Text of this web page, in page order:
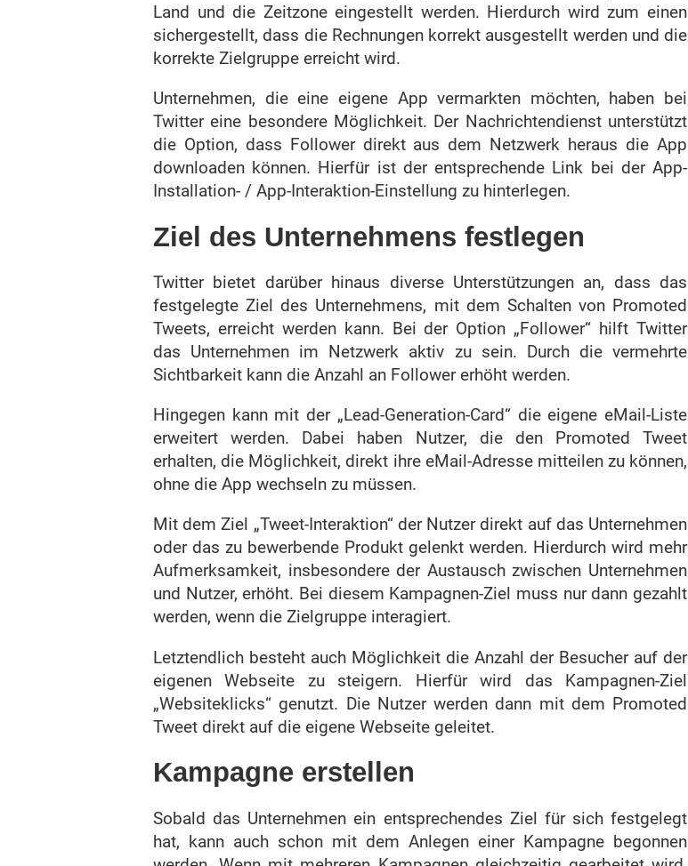
Land und die Zeitzone eingestellt werden. Hierdurch wird zum einen
sichergestellt, dass die Rechnungen korrekt ausgestellt werden und die
korrekte Zielgruppe erreicht wird.
Unternehmen, die eine eigene App vermarkten möchten, haben bei
Twitter eine besondere Möglichkeit. Der Nachrichtendienst unterstützt
die Option, dass Follower direkt aus dem Netzwerk heraus die App
downloaden können. Hierfür ist der entsprechende Link bei der App-
Installation- / App-Interaktion-Einstellung zu hinterlegen.
Ziel des Unternehmens festlegen
Twitter bietet darüber hinaus diverse Unterstützungen an, dass das
festgelegte Ziel des Unternehmens, mit dem Schalten von Promoted
Tweets, erreicht werden kann. Bei der Option „Follower“ hilft Twitter
das Unternehmen im Netzwerk aktiv zu sein. Durch die vermehrte
Sichtbarkeit kann die Anzahl an Follower erhöht werden.
Hingegen kann mit der „Lead-Generation-Card“ die eigene eMail-Liste
erweitert werden. Dabei haben Nutzer, die den Promoted Tweet
erhalten, die Möglichkeit, direkt ihre eMail-Adresse mitteilen zu können,
ohne die App wechseln zu müssen.
Mit dem Ziel „Tweet-Interaktion“ der Nutzer direkt auf das Unternehmen
oder das zu bewerbende Produkt gelenkt werden. Hierdurch wird mehr
Aufmerksamkeit, insbesondere der Austausch zwischen Unternehmen
und Nutzer, erhöht. Bei diesem Kampagnen-Ziel muss nur dann gezahlt
werden, wenn die Zielgruppe interagiert.
Letztendlich besteht auch Möglichkeit die Anzahl der Besucher auf der
eigenen Webseite zu steigern. Hierfür wird das Kampagnen-Ziel
„Websiteklicks“ genutzt. Die Nutzer werden dann mit dem Promoted
Tweet direkt auf die eigene Webseite geleitet.
Kampagne erstellen
Sobald das Unternehmen ein entsprechendes Ziel für sich festgelegt
hat, kann auch schon mit dem Anlegen einer Kampagne begonnen